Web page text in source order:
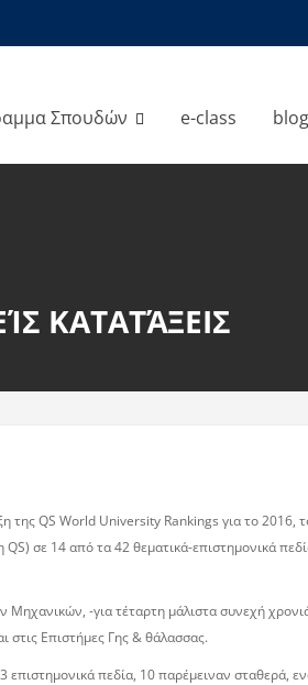
Σπουδών e-class blog
ΚΑΤΑΤΆΞΕΙΣ
της QS World University Rankings για το
σε 14 από τα 42 θεματικά-επιστημονικά
Μηχανικών, -για τέταρτη μάλιστα συνεχή
στις Επιστήμες Γης & θάλασσας.
πεδία, 10 παρέμειναν σταθερά,